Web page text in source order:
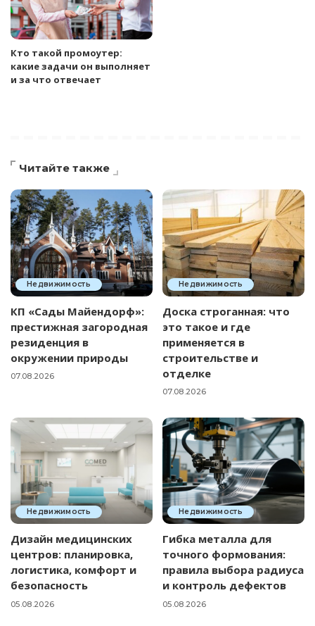
Кто такой промоутер:
какие задачи он выполняет
и за что отвечает
Читайте также
Недвижимость
КП «Сады Майендорф»:
престижная загородная
резиденция в
окружении природы
07.08.2026
Недвижимость
Доска строганная: что
это такое и где
применяется в
строительстве и
отделке
07.08.2026
Недвижимость
Дизайн медицинских
центров: планировка,
логистика, комфорт и
безопасность
05.08.2026
Недвижимость
Гибка металла для
точного формования:
правила выбора радиуса
и контроль дефектов
05.08.2026